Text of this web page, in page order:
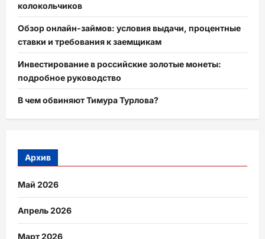
колокольчиков
Обзор онлайн-займов: условия выдачи, процентные
ставки и требования к заемщикам
Инвестирование в российские золотые монеты:
подробное руководство
В чем обвиняют Тимура Турлова?
Архив
Май 2026
Апрель 2026
Март 2026